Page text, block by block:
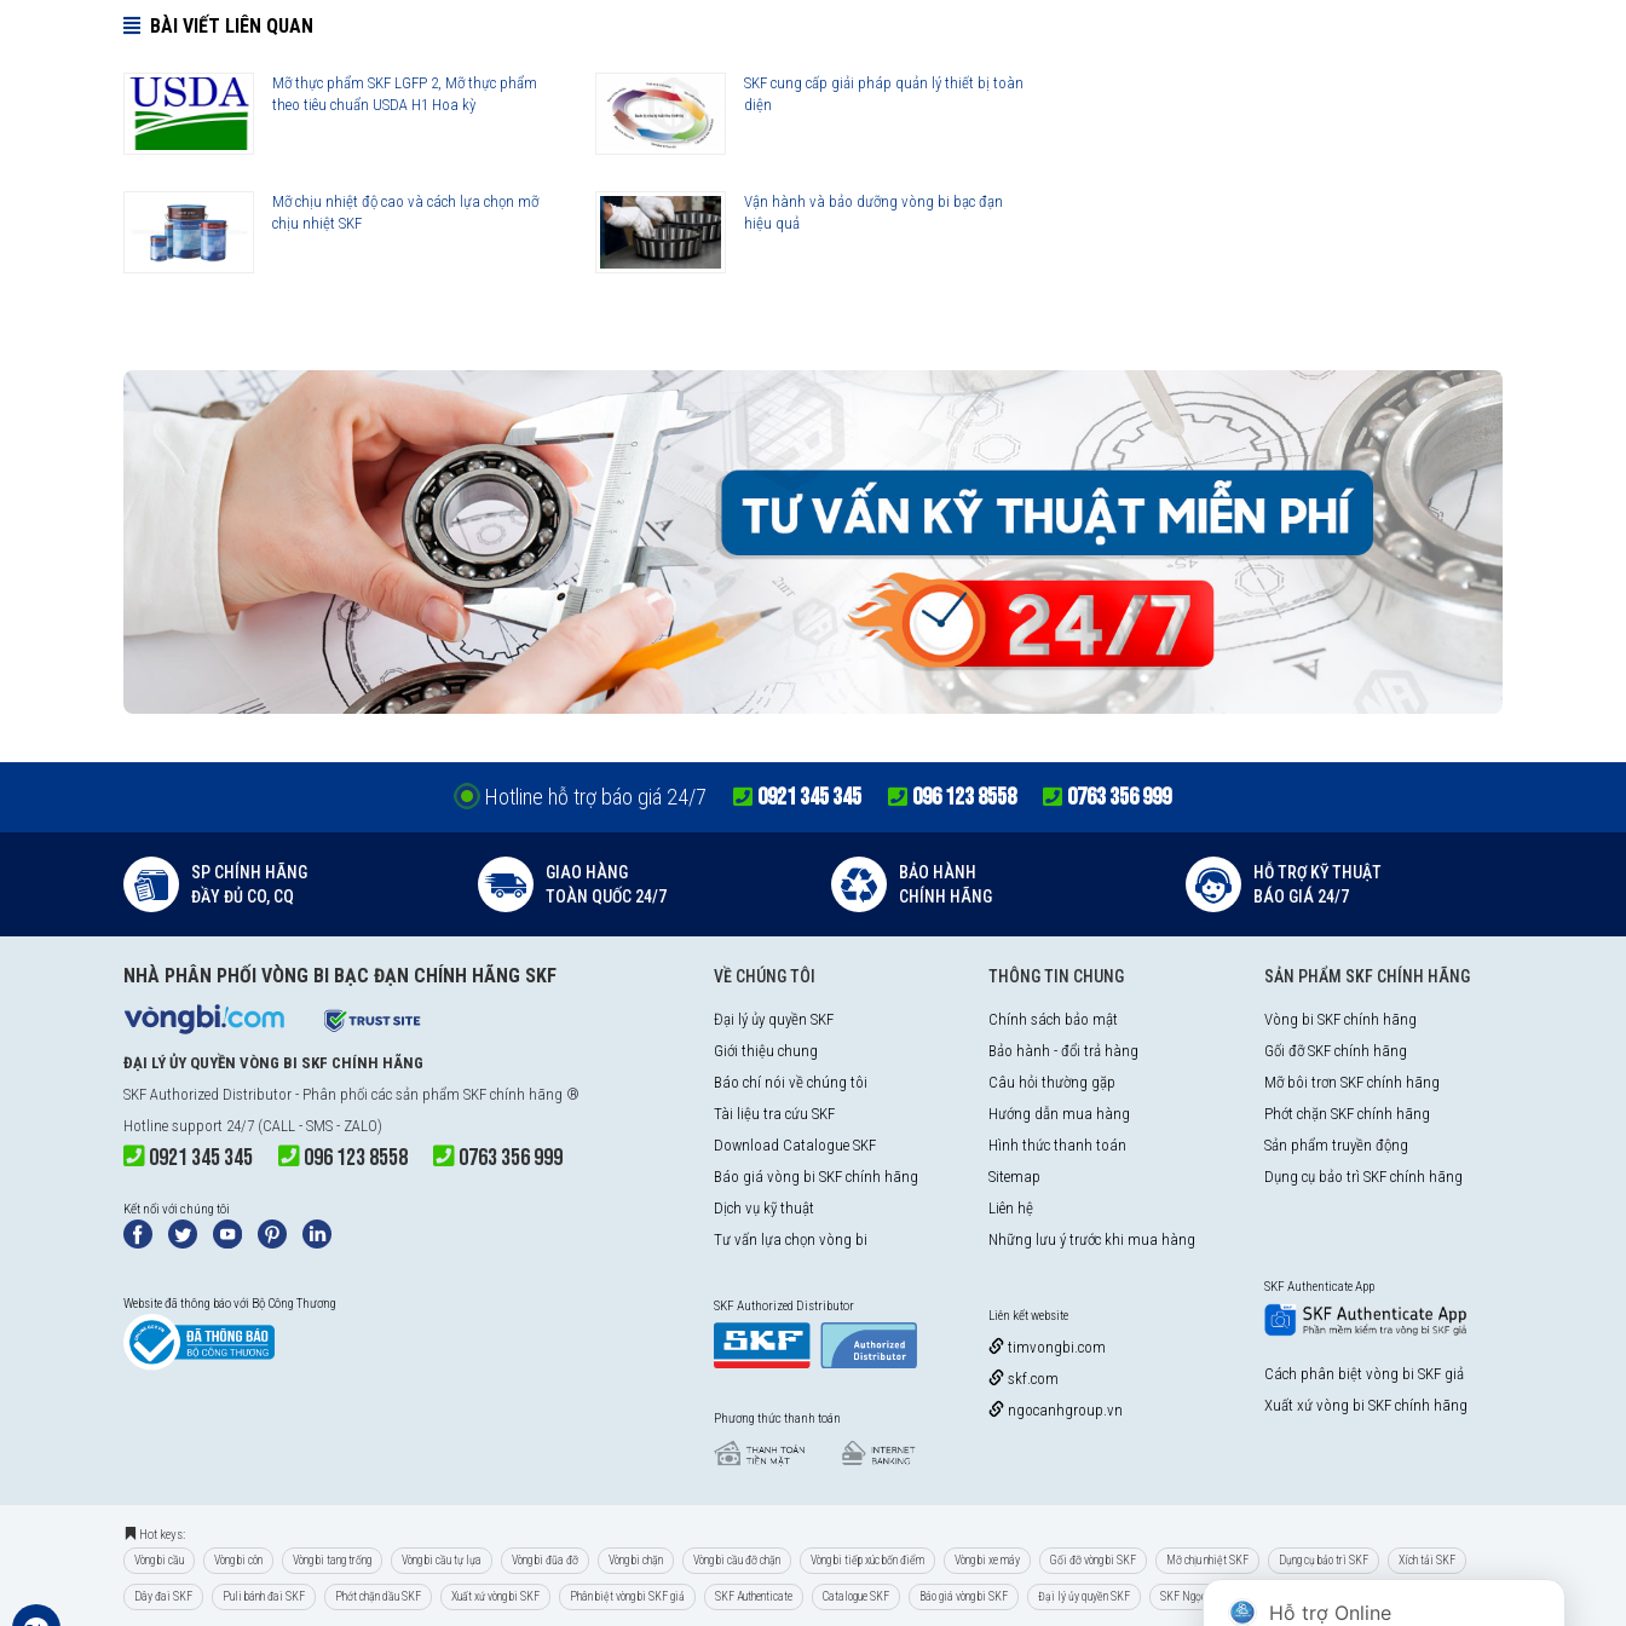
BÀI VIẾT LIÊN QUAN
Mỡ thực phẩm SKF LGFP 2, Mỡ thực phẩm
theo tiêu chuẩn USDA H1 Hoa kỳ
SKF cung cấp giải pháp quản lý thiết bị toàn
diện
Mỡ chịu nhiệt độ cao và cách lựa chọn mỡ
chịu nhiệt SKF
Vận hành và bảo dưỡng vòng bi bạc đạn
hiệu quả
Hotline hỗ trợ báo giá 24/7 0921 345 345 096 123 8558 0763 356 999
SP CHÍNH HÃNG
ĐẦY ĐỦ CO, CQ
GIAO HÀNG
TOÀN QUỐC 24/7
BẢO HÀNH
CHÍNH HÃNG
HỖ TRỢ KỸ THUẬT
BÁO GIÁ 24/7
NHÀ PHÂN PHỐI VÒNG BI BẠC ĐẠN CHÍNH HÃNG SKF
ĐẠI LÝ ỦY QUYỀN VÒNG BI SKF CHÍNH HÃNG
SKF Authorized Distributor - Phân phối các sản phẩm SKF chính hãng ®
Hotline support 24/7 (CALL - SMS - ZALO)
0921 345 345 096 123 8558 0763 356 999
Kết nối với chúng tôi
Website đã thông báo với Bộ Công Thương
VỀ CHÚNG TÔI
Đại lý ủy quyền SKF
Giới thiệu chung
Báo chí nói về chúng tôi
Tài liệu tra cứu SKF
Download Catalogue SKF
Báo giá vòng bi SKF chính hãng
Dịch vụ kỹ thuật
Tư vấn lựa chọn vòng bi
SKF Authorized Distributor
Phương thức thanh toán
THÔNG TIN CHUNG
Chính sách bảo mật
Bảo hành - đổi trả hàng
Câu hỏi thường gặp
Hướng dẫn mua hàng
Hình thức thanh toán
Sitemap
Liên hệ
Những lưu ý trước khi mua hàng
Liên kết website
timvongbi.com
skf.com
ngocanhgroup.vn
SẢN PHẨM SKF CHÍNH HÃNG
Vòng bi SKF chính hãng
Gối đỡ SKF chính hãng
Mỡ bôi trơn SKF chính hãng
Phớt chặn SKF chính hãng
Sản phẩm truyền động
Dụng cụ bảo trì SKF chính hãng
SKF Authenticate App
Cách phân biệt vòng bi SKF giả
Xuất xứ vòng bi SKF chính hãng
Hot keys:
Vòng bi cầu Vòng bi côn Vòng bi tang trống Vòng bi cầu tự lựa Vòng bi đũa đỡ Vòng bi chặn Vòng bi cầu đỡ chặn Vòng bi tiếp xúc bốn điểm Vòng bi xe máy Gối đỡ vòng bi SKF Mỡ chịu nhiệt SKF Dụng cụ bảo trì SKF Xích tải SKF
Dây đai SKF Puli bánh đai SKF Phớt chặn dầu SKF Xuất xứ vòng bi SKF Phân biệt vòng bi SKF giả SKF Authenticate Catalogue SKF Báo giá vòng bi SKF Đại lý ủy quyền SKF SKF Ngọc Anh
Hỗ trợ Online